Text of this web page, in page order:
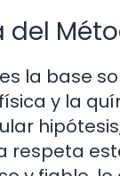
del
la base
y la
respeta